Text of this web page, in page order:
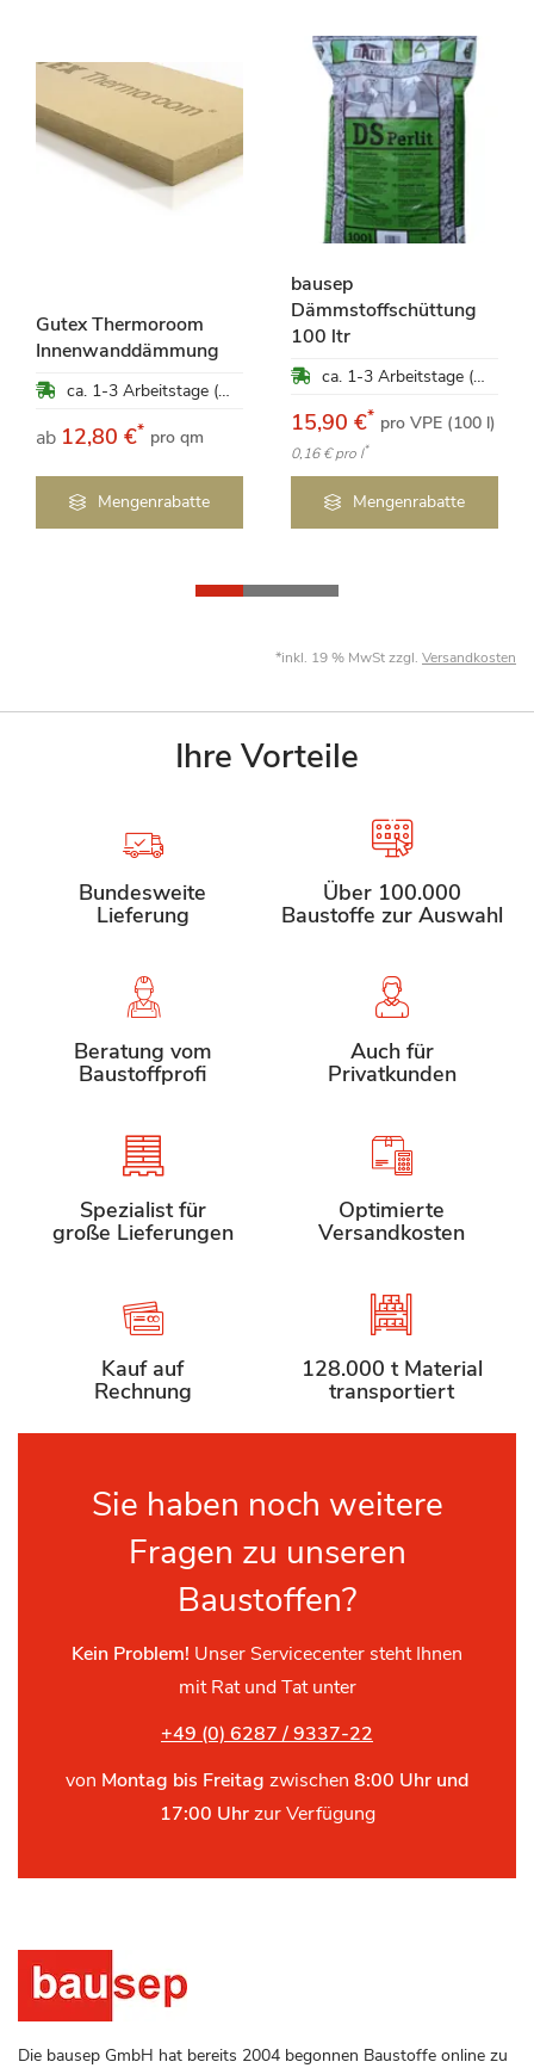
Gutex Thermoroom
Innenwanddämmung
ca. 1-3 Arbeitstage (Mo-Fr)
ab 12,80 €* pro qm
Mengenrabatte
bausep
Dämmstoffschüttung
100 ltr
ca. 1-3 Arbeitstage (Mo-Fr)
15,90 €* pro VPE (100 l)
0,16 €pro l*
Mengenrabatte
*inkl. 19 % MwSt zzgl. Versandkosten
Ihre Vorteile
Bundesweite
Lieferung
Über 100.000
Baustoffe zur Auswahl
Beratung vom
Baustoffprofi
Auch für
Privatkunden
Spezialist für
große Lieferungen
Optimierte
Versandkosten
Kauf auf
Rechnung
128.000 t Material
transportiert
Sie haben noch weitere
Fragen zu unseren
Baustoffen?
Kein Problem! Unser Servicecenter steht Ihnen
mit Rat und Tat unter
+49 (0) 6287 / 9337-22
von Montag bis Freitag zwischen 8:00 Uhr und
17:00 Uhrzur Verfügung
Die bausep GmbH hat bereits 2004 begonnen Baustoffe online zu